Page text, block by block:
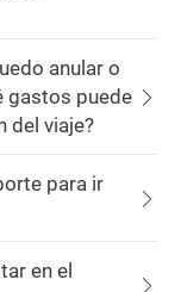
anular o
gastos puede
del viaje?
para ir
en el